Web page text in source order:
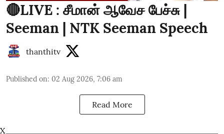
🔴LIVE : சீமான் ஆவேச பேச்சு |
Seeman | NTK Seeman Speech
thanthitv
Published on: 02 Aug 2026, 7:06 am
Read More
X